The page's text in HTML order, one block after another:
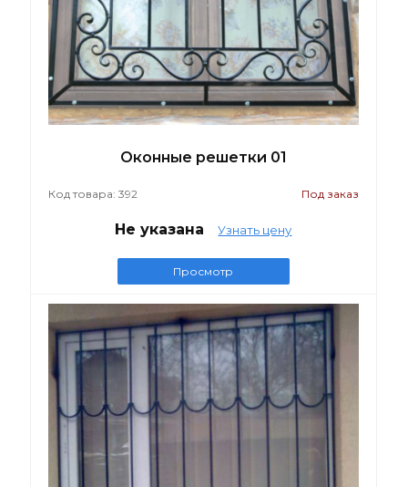
Оконные решетки 01
Код товара: 392 Под заказ
Не указана Узнать цену
Просмотр